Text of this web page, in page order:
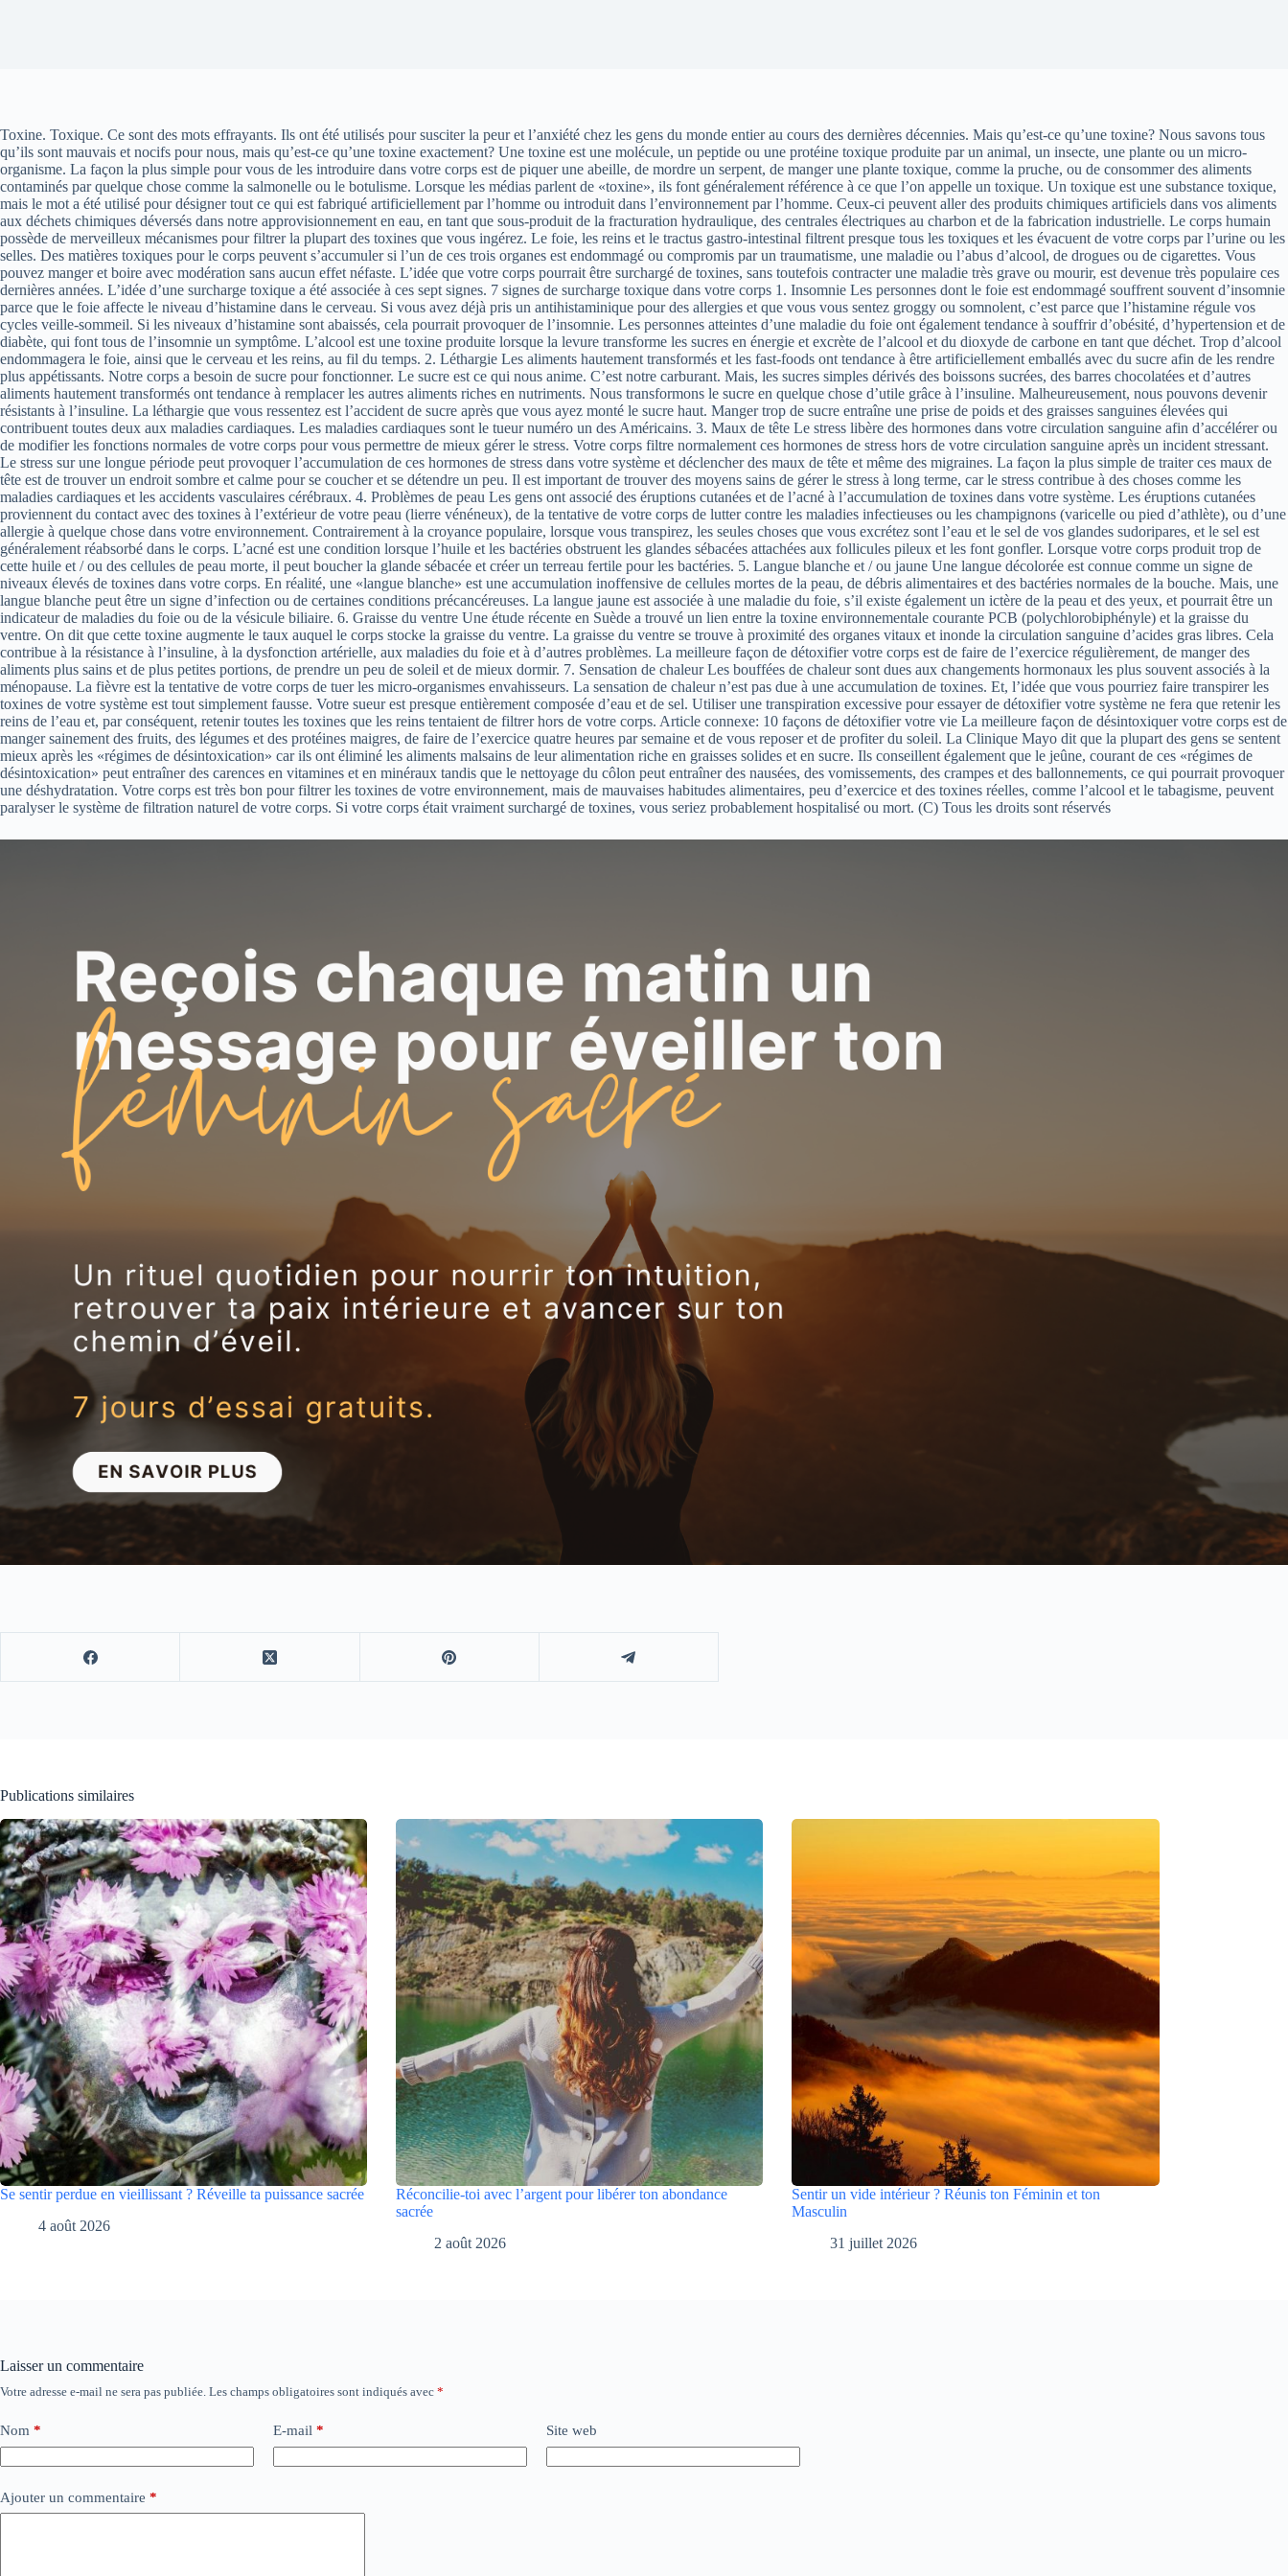
Toxine. Toxique. Ce sont des mots effrayants. Ils ont été utilisés pour susciter la peur et l’anxiété chez les gens du monde entier au cours des dernières décennies. Mais qu’est-ce qu’une toxine? Nous savons tous
qu’ils sont mauvais et nocifs pour nous, mais qu’est-ce qu’une toxine exactement? Une toxine est une molécule, un peptide ou une protéine toxique produite par un animal, un insecte, une plante ou un micro-
organisme. La façon la plus simple pour vous de les introduire dans votre corps est de piquer une abeille, de mordre un serpent, de manger une plante toxique, comme la pruche, ou de consommer des aliments
contaminés par quelque chose comme la salmonelle ou le botulisme. Lorsque les médias parlent de «toxine», ils font généralement référence à ce que l’on appelle un toxique. Un toxique est une substance toxique,
mais le mot a été utilisé pour désigner tout ce qui est fabriqué artificiellement par l’homme ou introduit dans l’environnement par l’homme. Ceux-ci peuvent aller des produits chimiques artificiels dans vos aliments
aux déchets chimiques déversés dans notre approvisionnement en eau, en tant que sous-produit de la fracturation hydraulique, des centrales électriques au charbon et de la fabrication industrielle. Le corps humain
possède de merveilleux mécanismes pour filtrer la plupart des toxines que vous ingérez. Le foie, les reins et le tractus gastro-intestinal filtrent presque tous les toxiques et les évacuent de votre corps par l’urine ou les
selles. Des matières toxiques pour le corps peuvent s’accumuler si l’un de ces trois organes est endommagé ou compromis par un traumatisme, une maladie ou l’abus d’alcool, de drogues ou de cigarettes. Vous
pouvez manger et boire avec modération sans aucun effet néfaste. L’idée que votre corps pourrait être surchargé de toxines, sans toutefois contracter une maladie très grave ou mourir, est devenue très populaire ces
dernières années. L’idée d’une surcharge toxique a été associée à ces sept signes. 7 signes de surcharge toxique dans votre corps 1. Insomnie Les personnes dont le foie est endommagé souffrent souvent d’insomnie
parce que le foie affecte le niveau d’histamine dans le cerveau. Si vous avez déjà pris un antihistaminique pour des allergies et que vous vous sentez groggy ou somnolent, c’est parce que l’histamine régule vos
cycles veille-sommeil. Si les niveaux d’histamine sont abaissés, cela pourrait provoquer de l’insomnie. Les personnes atteintes d’une maladie du foie ont également tendance à souffrir d’obésité, d’hypertension et de
diabète, qui font tous de l’insomnie un symptôme. L’alcool est une toxine produite lorsque la levure transforme les sucres en énergie et excrète de l’alcool et du dioxyde de carbone en tant que déchet. Trop d’alcool
endommagera le foie, ainsi que le cerveau et les reins, au fil du temps. 2. Léthargie Les aliments hautement transformés et les fast-foods ont tendance à être artificiellement emballés avec du sucre afin de les rendre
plus appétissants. Notre corps a besoin de sucre pour fonctionner. Le sucre est ce qui nous anime. C’est notre carburant. Mais, les sucres simples dérivés des boissons sucrées, des barres chocolatées et d’autres
aliments hautement transformés ont tendance à remplacer les autres aliments riches en nutriments. Nous transformons le sucre en quelque chose d’utile grâce à l’insuline. Malheureusement, nous pouvons devenir
résistants à l’insuline. La léthargie que vous ressentez est l’accident de sucre après que vous ayez monté le sucre haut. Manger trop de sucre entraîne une prise de poids et des graisses sanguines élevées qui
contribuent toutes deux aux maladies cardiaques. Les maladies cardiaques sont le tueur numéro un des Américains. 3. Maux de tête Le stress libère des hormones dans votre circulation sanguine afin d’accélérer ou
de modifier les fonctions normales de votre corps pour vous permettre de mieux gérer le stress. Votre corps filtre normalement ces hormones de stress hors de votre circulation sanguine après un incident stressant.
Le stress sur une longue période peut provoquer l’accumulation de ces hormones de stress dans votre système et déclencher des maux de tête et même des migraines. La façon la plus simple de traiter ces maux de
tête est de trouver un endroit sombre et calme pour se coucher et se détendre un peu. Il est important de trouver des moyens sains de gérer le stress à long terme, car le stress contribue à des choses comme les
maladies cardiaques et les accidents vasculaires cérébraux. 4. Problèmes de peau Les gens ont associé des éruptions cutanées et de l’acné à l’accumulation de toxines dans votre système. Les éruptions cutanées
proviennent du contact avec des toxines à l’extérieur de votre peau (lierre vénéneux), de la tentative de votre corps de lutter contre les maladies infectieuses ou les champignons (varicelle ou pied d’athlète), ou d’une
allergie à quelque chose dans votre environnement. Contrairement à la croyance populaire, lorsque vous transpirez, les seules choses que vous excrétez sont l’eau et le sel de vos glandes sudoripares, et le sel est
généralement réabsorbé dans le corps. L’acné est une condition lorsque l’huile et les bactéries obstruent les glandes sébacées attachées aux follicules pileux et les font gonfler. Lorsque votre corps produit trop de
cette huile et / ou des cellules de peau morte, il peut boucher la glande sébacée et créer un terreau fertile pour les bactéries. 5. Langue blanche et / ou jaune Une langue décolorée est connue comme un signe de
niveaux élevés de toxines dans votre corps. En réalité, une «langue blanche» est une accumulation inoffensive de cellules mortes de la peau, de débris alimentaires et des bactéries normales de la bouche. Mais, une
langue blanche peut être un signe d’infection ou de certaines conditions précancéreuses. La langue jaune est associée à une maladie du foie, s’il existe également un ictère de la peau et des yeux, et pourrait être un
indicateur de maladies du foie ou de la vésicule biliaire. 6. Graisse du ventre Une étude récente en Suède a trouvé un lien entre la toxine environnementale courante PCB (polychlorobiphényle) et la graisse du
ventre. On dit que cette toxine augmente le taux auquel le corps stocke la graisse du ventre. La graisse du ventre se trouve à proximité des organes vitaux et inonde la circulation sanguine d’acides gras libres. Cela
contribue à la résistance à l’insuline, à la dysfonction artérielle, aux maladies du foie et à d’autres problèmes. La meilleure façon de détoxifier votre corps est de faire de l’exercice régulièrement, de manger des
aliments plus sains et de plus petites portions, de prendre un peu de soleil et de mieux dormir. 7. Sensation de chaleur Les bouffées de chaleur sont dues aux changements hormonaux les plus souvent associés à la
ménopause. La fièvre est la tentative de votre corps de tuer les micro-organismes envahisseurs. La sensation de chaleur n’est pas due à une accumulation de toxines. Et, l’idée que vous pourriez faire transpirer les
toxines de votre système est tout simplement fausse. Votre sueur est presque entièrement composée d’eau et de sel. Utiliser une transpiration excessive pour essayer de détoxifier votre système ne fera que retenir les
reins de l’eau et, par conséquent, retenir toutes les toxines que les reins tentaient de filtrer hors de votre corps. Article connexe: 10 façons de détoxifier votre vie La meilleure façon de désintoxiquer votre corps est de
manger sainement des fruits, des légumes et des protéines maigres, de faire de l’exercice quatre heures par semaine et de vous reposer et de profiter du soleil. La Clinique Mayo dit que la plupart des gens se sentent
mieux après les «régimes de désintoxication» car ils ont éliminé les aliments malsains de leur alimentation riche en graisses solides et en sucre. Ils conseillent également que le jeûne, courant de ces «régimes de
désintoxication» peut entraîner des carences en vitamines et en minéraux tandis que le nettoyage du côlon peut entraîner des nausées, des vomissements, des crampes et des ballonnements, ce qui pourrait provoquer
une déshydratation. Votre corps est très bon pour filtrer les toxines de votre environnement, mais de mauvaises habitudes alimentaires, peu d’exercice et des toxines réelles, comme l’alcool et le tabagisme, peuvent
paralyser le système de filtration naturel de votre corps. Si votre corps était vraiment surchargé de toxines, vous seriez probablement hospitalisé ou mort. (C) Tous les droits sont réservés
Publications similaires
Se sentir perdue en vieillissant ? Réveille ta puissance sacrée
4 août 2026
Réconcilie-toi avec l’argent pour libérer ton abondance
sacrée
2 août 2026
Sentir un vide intérieur ? Réunis ton Féminin et ton
Masculin
31 juillet 2026
Laisser un commentaire
Votre adresse e-mail ne sera pas publiée. Les champs obligatoires sont indiqués avec *
Nom * E-mail * Site web
Ajouter un commentaire *